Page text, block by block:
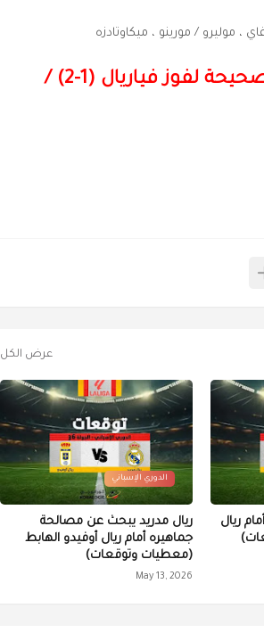
، موليرو / مورينو ، ميكاوتادزه
النتيجة الصحيحة لفوز فياريال (1-2) /
عرض الكل
ريال
الدوري الإسباني
ريال مدريد يبحث عن مصالحة
جماهيره أمام ريال أوفيدو الهابط
(معطيات وتوقعات)
May 13, 2026